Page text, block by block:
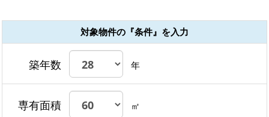
対象物件の『条件』を入力
築年数 年
専有面積 ㎡